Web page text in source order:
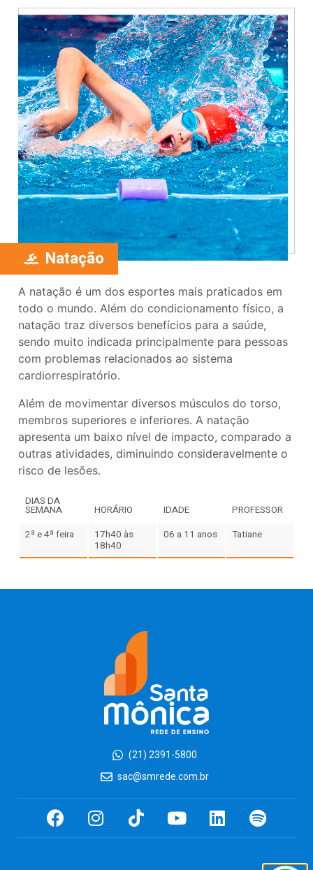
Natação
A natação é um dos esportes mais praticados em
todo o mundo. Além do condicionamento físico, a
natação traz diversos benefícios para a saúde,
sendo muito indicada principalmente para pessoas
com problemas relacionados ao sistema
cardiorrespiratório.
Além de movimentar diversos músculos do torso,
membros superiores e inferiores. A natação
apresenta um baixo nível de impacto, comparado a
outras atividades, diminuindo consideravelmente o
risco de lesões.
DIAS DA
SEMANA HORÁRIO IDADE
PROFESSOR
2ª e 4ª feira
17h40 às
18h40
06 a 11 anos Tatiane
(21) 2391-5800
sac@smrede.com.br